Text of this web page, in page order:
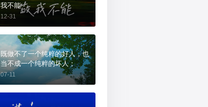
我不能
12-31
既做不了一个纯粹的好人，也
当不成一个纯粹的坏人；
07-11